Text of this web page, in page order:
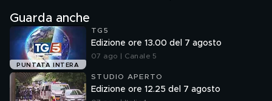
Guarda anche
PUNTATA INTERA
TG5
Edizione ore 13.00 del 7 agosto
07 ago | Canale 5
STUDIO APERTO
Edizione ore 12.25 del 7 agosto